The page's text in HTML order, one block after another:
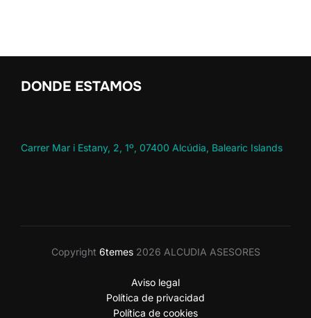
DONDE ESTAMOS
Carrer Mar i Estany, 2, 1º, 07400 Alcúdia, Balearic Islands
Copyright 6temes2026 ALCUDIA ASESORES
Aviso legal
Política de privacidad
Política de cookies